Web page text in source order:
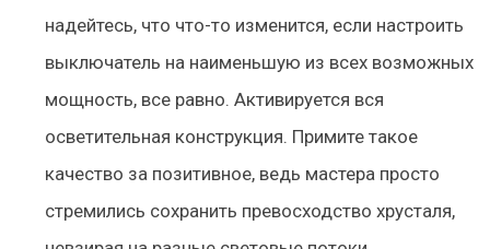
надейтесь, что что-то изменится, если настроить
выключатель на наименьшую из всех возможных
мощность, все равно. Активируется вся
осветительная конструкция. Примите такое
качество за позитивное, ведь мастера просто
стремились сохранить превосходство хрусталя,